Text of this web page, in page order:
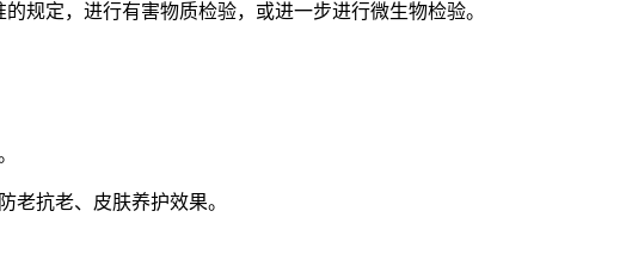
规定，进行有害物质检验，或进一步进行微生物检验。
老抗老、皮肤养护效果。